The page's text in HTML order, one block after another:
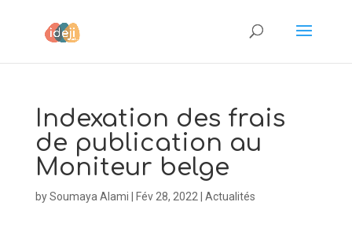
Indexation des frais
de publication au
Moniteur belge
bySoumaya Alami Fév 28, 2022 Actualités